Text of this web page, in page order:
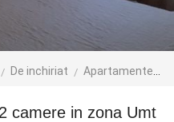
De inchiriat Apartamente de inchiriat
camere in zona Umt